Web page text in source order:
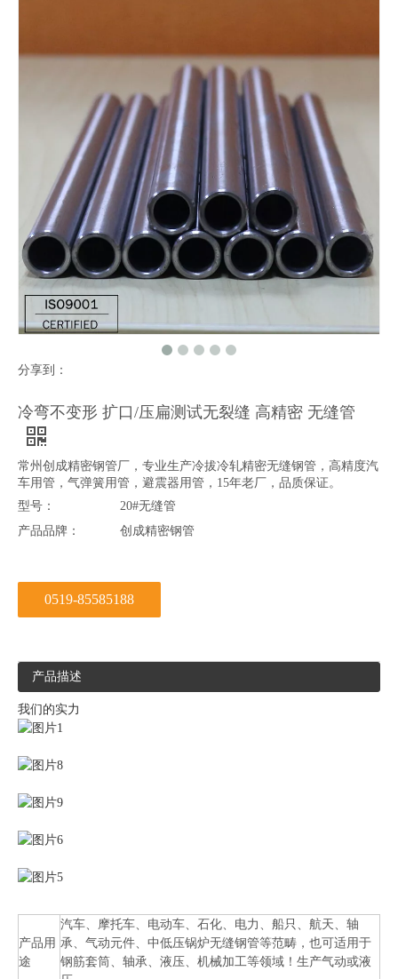
分享到：
冷弯不变形 扩口/压扁测试无裂缝 高精密 无缝管
常州创成精密钢管厂，专业生产冷拔冷轧精密无缝钢管，高精度汽
车用管，气弹簧用管，避震器用管，15年老厂，品质保证。
型号：
20#无缝管
产品品牌：
创成精密钢管
0519-85585188
产品描述
我们的实力
产品用
途
汽车、摩托车、电动车、石化、电力、船只、航天、轴
承、气动元件、中低压锅炉无缝钢管等范畴，也可适用于
钢筋套筒、轴承、液压、机械加工等领域！生产气动或液